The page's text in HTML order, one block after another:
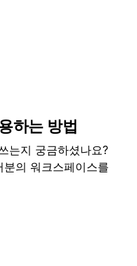
하는 방법
는지 궁금하셨나요?
의 워크스페이스를